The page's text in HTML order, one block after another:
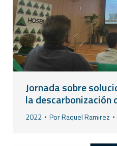
Jornada sobre
la descarbonización
2022 PorRaquel Ramirez